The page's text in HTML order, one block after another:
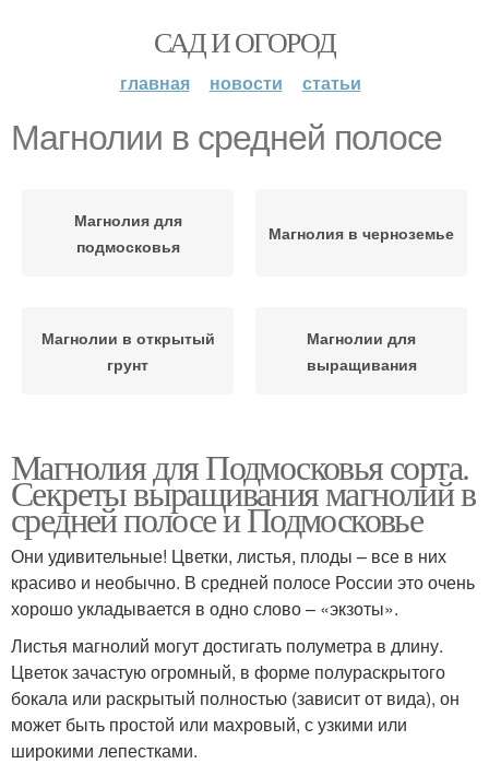
САД И ОГОРОД
главная новости статьи
Магнолии в средней полосе
Магнолия для
подмосковья
Магнолия в черноземье
Магнолии в открытый
грунт
Магнолии для
выращивания
Магнолия для Подмосковья сорта.
Секреты выращивания магнолий в
средней полосе и Подмосковье
Они удивительные! Цветки, листья, плоды – все в них
красиво и необычно. В средней полосе России это очень
хорошо укладывается в одно слово – «экзоты».
Листья магнолий могут достигать полуметра в длину.
Цветок зачастую огромный, в форме полураскрытого
бокала или раскрытый полностью (зависит от вида), он
может быть простой или махровый, с узкими или
широкими лепестками.